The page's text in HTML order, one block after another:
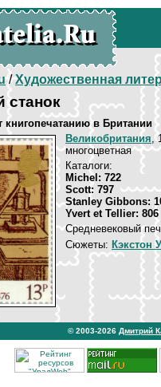
/Художественная
станок
книгопечатанию в Британии
Великобритания,
многоцветная
Каталоги:
Michel: 722
Scott: 797
Stanley Gibbons:
Yvert et Tellier: 806
Средневековый
Сюжеты: Кэкстон
© 2003-2026 Дмитрий